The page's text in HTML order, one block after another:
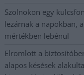
Szolnokon egy
lezárnak a napokban,
mértékben lebénul
Elromlott a
alapos késések